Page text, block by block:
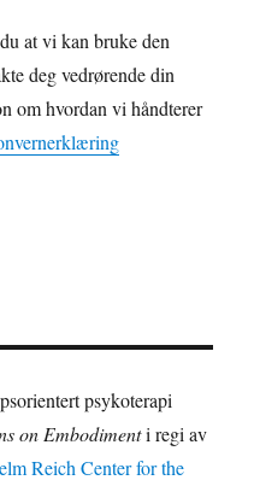
at vi kan bruke den
deg vedrørende din
om hvordan vi håndterer
psykoterapi
on Embodimenti regi av
Reich Center for the